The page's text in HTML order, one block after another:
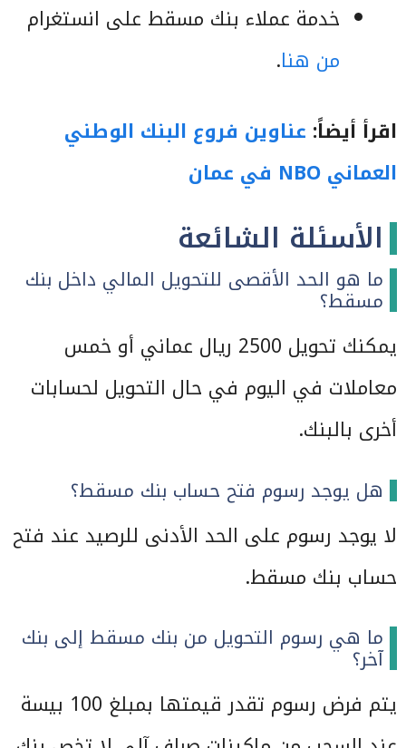
خدمة عملاء بنك مسقط على انستغرام
من هنا.
اقرأ أيضاً: عناوين فروع البنك الوطني
العماني NBO في عمان
الأسئلة الشائعة
ما هو الحد الأقصى للتحويل المالي داخل بنك
مسقط؟
يمكنك تحويل 2500 ريال عماني أو خمس
معاملات في اليوم في حال التحويل لحسابات
أخرى بالبنك.
هل يوجد رسوم فتح حساب بنك مسقط؟​​
لا يوجد رسوم على الحد الأدنى للرصيد عند فتح
حساب بنك مسقط.
ما هي رسوم التحويل من بنك مسقط إلى بنك
آخر؟
يتم فرض رسوم تقدر قيمتها بمبلغ 100 بيسة